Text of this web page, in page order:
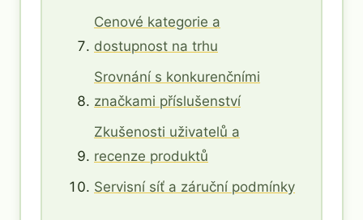
Cenové kategorie a
dostupnost na trhu
Srovnání s konkurenčními
značkami příslušenství
Zkušenosti uživatelů a
recenze produktů
Servisní síť a záruční podmínky